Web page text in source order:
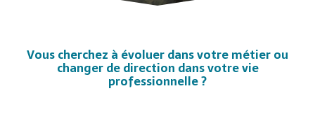
Vous cherchez à évoluer dans votre métier ou
changer de direction dans votre vie
professionnelle ?